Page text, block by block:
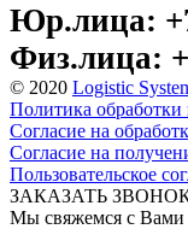
Юр.лица:
Физ.лица:
© 2020 Logistic
Политика
Согласие на
Согласие на
Пользовательское
ЗАКАЗАТЬ
Мы свяжемся с Вами